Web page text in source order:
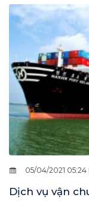
05/04/2021 05:24
Dịch vụ vận